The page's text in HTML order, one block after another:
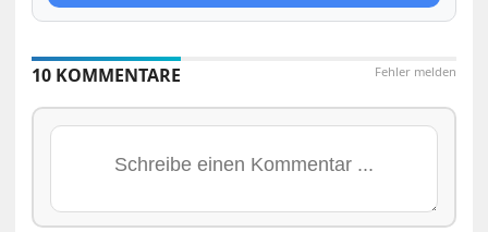
Fehler melden
10 KOMMENTARE